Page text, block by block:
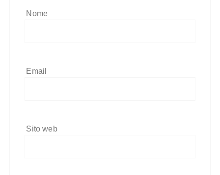
Nome
Email
Sito web